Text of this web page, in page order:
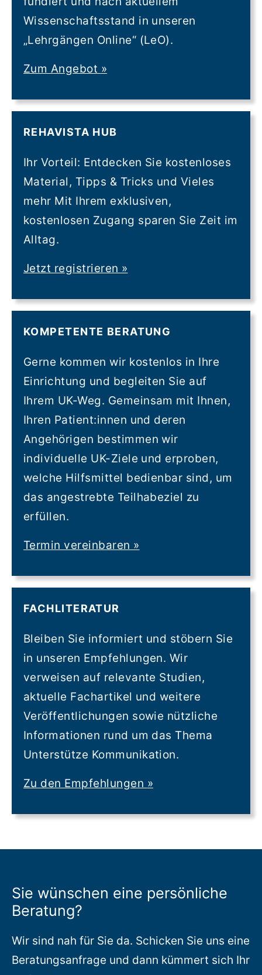
Wissenschaftsstand in unseren
„Lehrgängen Online“ (LeO).
Zum Angebot »
REHAVISTA HUB
Ihr Vorteil: Entdecken Sie kostenloses
Material, Tipps & Tricks und Vieles
mehr Mit Ihrem exklusiven,
kostenlosen Zugang sparen Sie Zeit im
Alltag.
Jetzt registrieren »
KOMPETENTE BERATUNG
Gerne kommen wir kostenlos in Ihre
Einrichtung und begleiten Sie auf
Ihrem UK-Weg. Gemeinsam mit Ihnen,
Ihren Patient:innen und deren
Angehörigen bestimmen wir
individuelle UK-Ziele und erproben,
welche Hilfsmittel bedienbar sind, um
das angestrebte Teilhabeziel zu
erfüllen.
Termin vereinbaren »
FACHLITERATUR
Bleiben Sie informiert und stöbern Sie
in unseren Empfehlungen. Wir
verweisen auf relevante Studien,
aktuelle Fachartikel und weitere
Veröffentlichungen sowie nützliche
Informationen rund um das Thema
Unterstütze Kommunikation.
Zu den Empfehlungen »
Sie wünschen eine persönliche
Beratung?
Wir sind nah für Sie da. Schicken Sie uns eine
Beratungsanfrage und dann kümmert sich Ihr